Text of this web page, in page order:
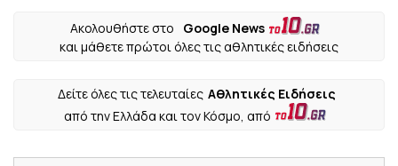
Ακολουθήστε στο
Google News
και μάθετε πρώτοι όλες τις αθλητικές ειδήσεις
Δείτε όλες τις τελευταίες Αθλητικές Ειδήσεις
από την Ελλάδα και τον Κόσμο, από